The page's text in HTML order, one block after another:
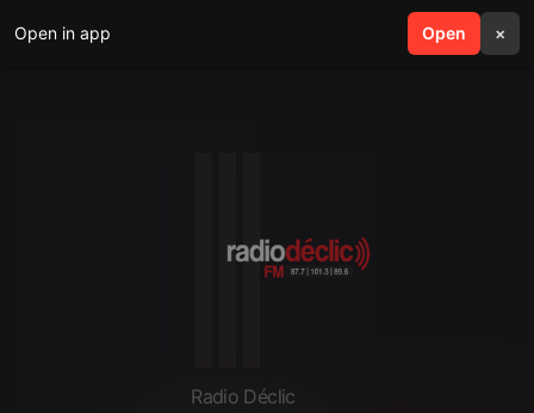
Open in app Open ×
search menu
Radio Déclic